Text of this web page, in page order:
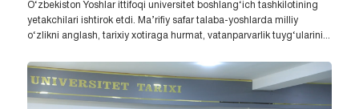
O‘zbekiston Yoshlar ittifoqi universitet boshlang‘ich tashkilotining
yetakchilari ishtirok etdi. Ma’rifiy safar talaba-yoshlarda milliy
o‘zlikni anglash, tarixiy xotiraga hurmat, vatanparvarlik tuyg‘ularini...